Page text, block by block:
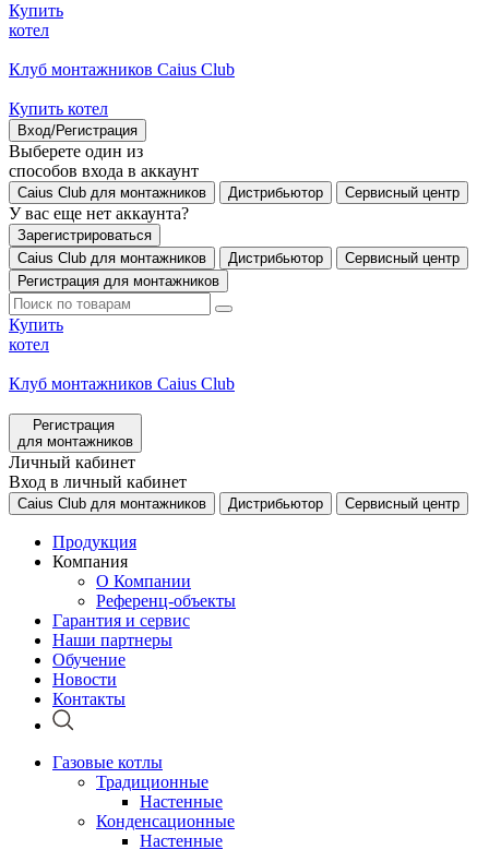
Купить
котел
Клуб монтажников Caius Club
Купить котел
Вход/Регистрация
Выберете один из
способов входа в аккаунт
Caius Club для монтажников Дистрибьютор Сервисный центр
У вас еще нет аккаунта?
Зарегистрироваться
Caius Club для монтажников
Дистрибьютор
Сервисный центр
Регистрация для монтажников
Купить
котел
Клуб монтажников Caius Club
Регистрация
для монтажников
Личный кабинет
Вход в личный кабинет
Caius Club для монтажников Дистрибьютор Сервисный центр
Продукция
Компания
О Компании
Референц-объекты
Гарантия и сервис
Наши партнеры
Обучение
Новости
Контакты
Газовые котлы
Традиционные
Настенные
Конденсационные
Настенные